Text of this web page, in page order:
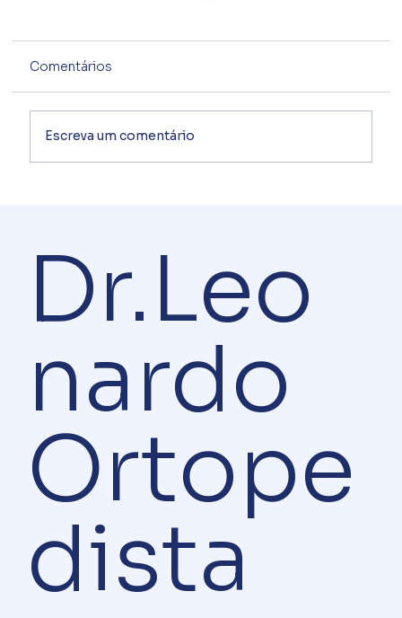
Comentários
Escreva um comentário
Dr.Leo
nardo
Ortope
dista